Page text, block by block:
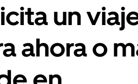
un
ahora o